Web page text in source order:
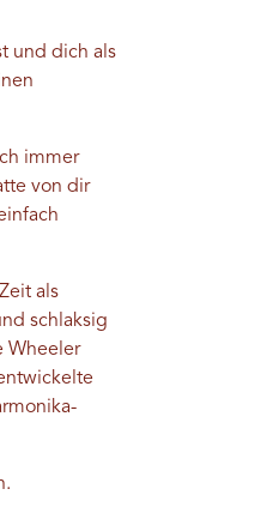
und dich als
immer
von dir
als
schlaksig
Wheeler